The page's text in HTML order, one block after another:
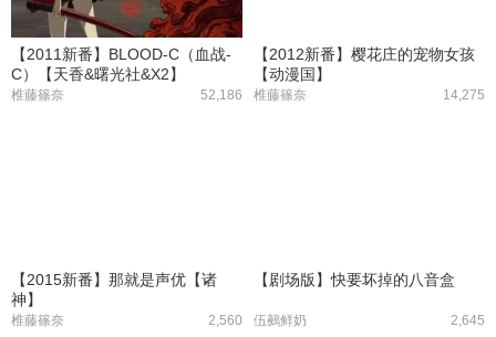
【2011新番】BLOOD-C（血战-
C）【天香&曙光社&X2】
52,186
椎藤篠奈
【2012新番】樱花庄的宠物女孩
【动漫国】
14,275
椎藤篠奈
【2015新番】那就是声优【诸
神】
2,560
椎藤篠奈
【剧场版】快要坏掉的八音盒
2,645
伍鵺鲜奶